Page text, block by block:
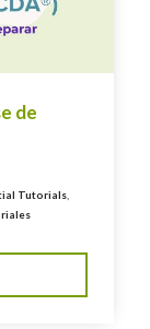
de
Tutorials